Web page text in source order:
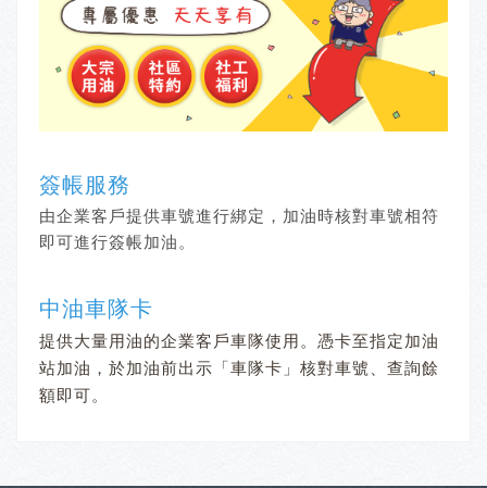
簽帳服務
由企業客戶提供車號進行綁定，加油時核對車號相符
即可進行簽帳加油。
中油車隊卡
提供大量用油的企業客戶車隊使用。憑卡至指定加油
站加油，於加油前出示「車隊卡」核對車號、查詢餘
額即可。